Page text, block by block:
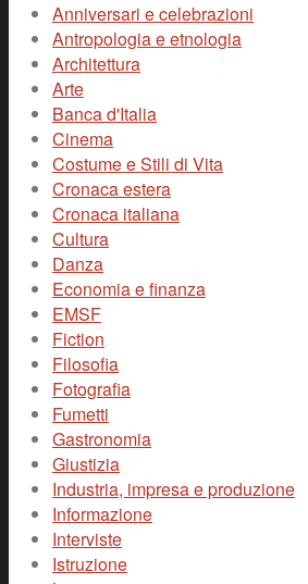
Anniversari e celebrazioni
Antropologia e etnologia
Architettura
Arte
Banca d'Italia
Cinema
Costume e Stili di Vita
Cronaca estera
Cronaca italiana
Cultura
Danza
Economia e finanza
EMSF
Fiction
Filosofia
Fotografia
Fumetti
Gastronomia
Giustizia
Industria, impresa e produzione
Informazione
Interviste
Istruzione